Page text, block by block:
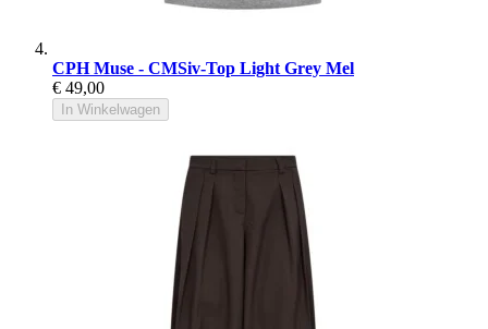
CPH Muse - CMSiv-Top Light Grey Mel
€ 49,00
In Winkelwagen